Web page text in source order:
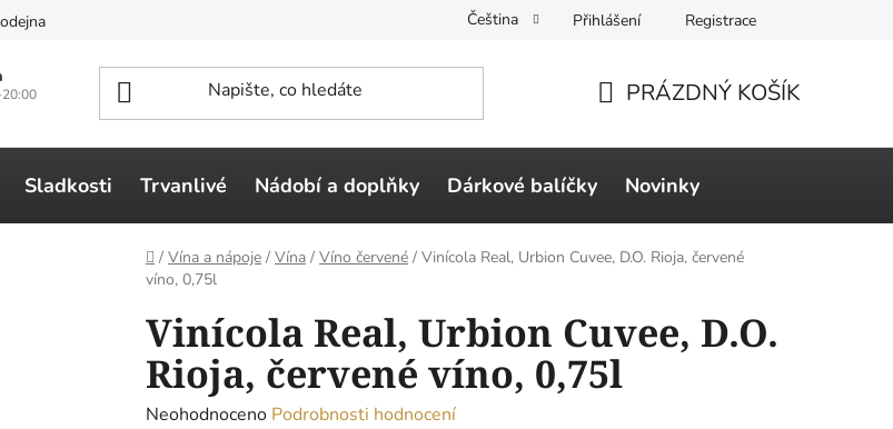
Čeština Přihlášení Registrace
KOŠÍK
PRÁZDNÝ KOŠÍK
Sladkosti Trvanlivé Nádobí a doplňky Dárkové balíčky Novinky
Domů
/ Vína a nápoje / Vína / Víno červené / Vinícola Real, Urbion Cuvee, D.O. Rioja, červené
víno, 0,75l
Vinícola Real, Urbion Cuvee, D.O.
Rioja, červené víno, 0,75l
Průměrné
Neohodnoceno Podrobnosti hodnocení